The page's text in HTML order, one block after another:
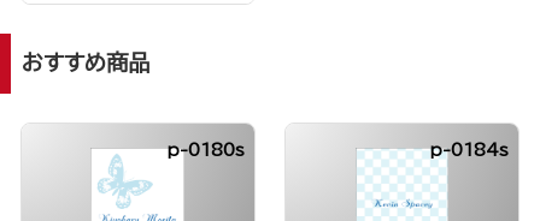
おすすめ商品
p-0180s p-0184s